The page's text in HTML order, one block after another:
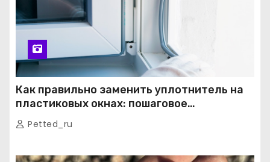
Как правильно заменить уплотнитель на
пластиковых окнах: пошаговое
руководство от экспертов
Petted_ru